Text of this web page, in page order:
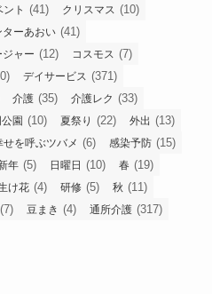
ント (41) クリスマス (10)
ーあおい (41)
ャー (12) コスモス (7)
デイサービス (371)
介護 (35) 介護レク (33)
園 (10) 夏祭り (22) 外出 (13)
せを呼ぶツバメ (6) 感染予防 (15)
年 (5) 日曜日 (10) 春 (19)
け花 (4) 研修 (5) 秋 (11)
(7) 豆まき (4) 通所介護 (317)